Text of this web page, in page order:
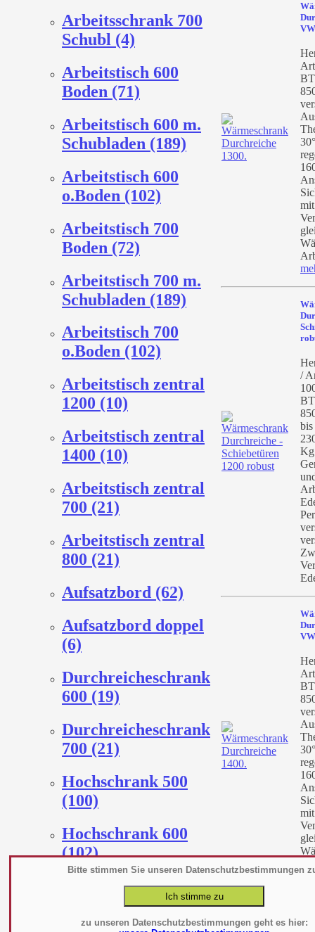
Bitte stimmen Sie unseren Datenschutzbestimmungen
zu unseren Datenschutzbestimmungen geht es hier:
Arbeitsschrank 700
Schubl (4)
Arbeitstisch 600
Boden (71)
Arbeitstisch 600 m.
Schubladen (189)
Arbeitstisch 600
o.Boden (102)
Arbeitstisch 700
Boden (72)
Arbeitstisch 700 m.
Schubladen (189)
Arbeitstisch 700
o.Boden (102)
Arbeitstisch zentral
1200 (10)
Arbeitstisch zentral
1400 (10)
Arbeitstisch zentral
700 (21)
Arbeitstisch zentral
800 (21)
Aufsatzbord (62)
Aufsatzbord doppel
(6)
Durchreicheschrank
600 (19)
Durchreicheschrank
700 (21)
Hochschrank 500
(100)
Hochschrank 600
(102)
Hochschrank 700
/
Kg